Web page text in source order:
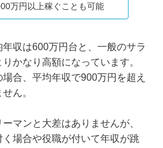
万円以上稼ぐことも可能
収は600万円台と、一般のサラ
かなり高額になっています。
合、平均年収で900万円を超え
ん。
マンと大差はありませんが、
場合や役職が付いて年収が跳